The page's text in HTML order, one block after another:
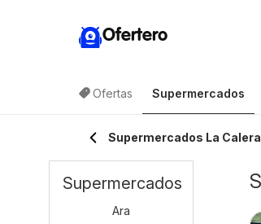
Ofertero
Ofertas Supermercados
Supermercados La Calera
Supermercados
Ara